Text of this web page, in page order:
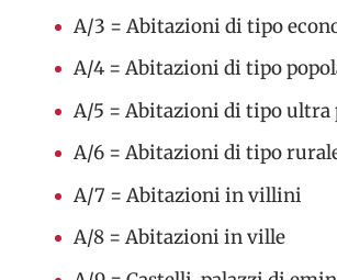
A/3 = Abitazioni di tipo
A/4 = Abitazioni di tipo
A/5 = Abitazioni di tipo ultra
A/6 = Abitazioni di tipo
A/7 = Abitazioni in villini
A/8 = Abitazioni in ville